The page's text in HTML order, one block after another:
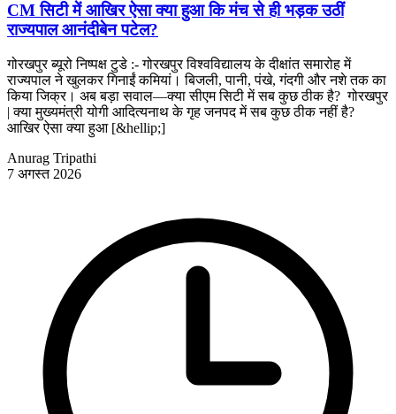
CM सिटी में आखिर ऐसा क्या हुआ कि मंच से ही भड़क उठीं
राज्यपाल आनंदीबेन पटेल?
गोरखपुर ब्यूरो निष्पक्ष टुडे :- गोरखपुर विश्वविद्यालय के दीक्षांत समारोह में
राज्यपाल ने खुलकर गिनाईं कमियां। बिजली, पानी, पंखे, गंदगी और नशे तक का
किया जिक्र। अब बड़ा सवाल—क्या सीएम सिटी में सब कुछ ठीक है? गोरखपुर
| क्या मुख्यमंत्री योगी आदित्यनाथ के गृह जनपद में सब कुछ ठीक नहीं है?
आखिर ऐसा क्या हुआ [&hellip;]
Anurag Tripathi
7 अगस्त 2026